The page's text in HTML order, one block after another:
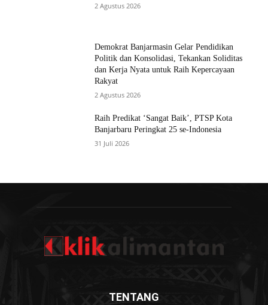
2 Agustus 2026
Demokrat Banjarmasin Gelar Pendidikan
Politik dan Konsolidasi, Tekankan Soliditas
dan Kerja Nyata untuk Raih Kepercayaan
Rakyat
2 Agustus 2026
Raih Predikat ‘Sangat Baik’, PTSP Kota
Banjarbaru Peringkat 25 se-Indonesia
31 Juli 2026
TENTANG